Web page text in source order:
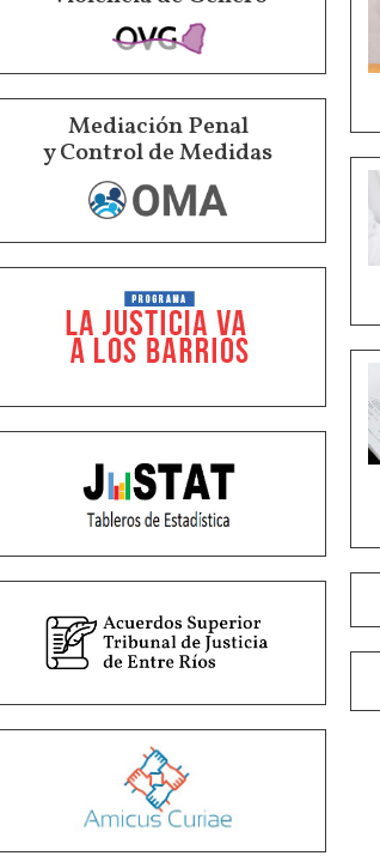
Mediación Penal
y Control de Medidas